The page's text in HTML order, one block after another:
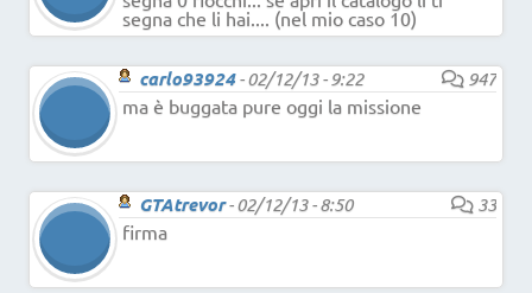
segna che li hai.... (nel mio caso 10)
carlo93924-02/12/13 - 9:22
947
ma è buggata pure oggi la missione
GTAtrevor-02/12/13 - 8:50
33
firma